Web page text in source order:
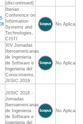
(discontinued)
Iberian
Conference on
Information
Systems and
Technologies,
CISTI
No Aplica
XIV Jornadas
Iberoamericanas
de Ingenieria
de Software e
Ingenieria del
Conocimiento,
JIISIC 2019
No Aplica
JIISIC 2018 -
Jornadas
Iberoamericanas
de Ingenieria
de Software e
Ingenieria del
No Aplica